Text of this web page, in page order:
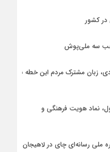
در کشور
سه ملی‌پوش
زبان مشترک مردم این خطه با
نماد هویت فرهنگی و
ملی رسانه‌ای چای در لاهیجان